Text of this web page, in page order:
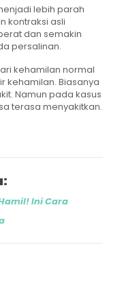
lebih parah
kontraksi asli
dan semakin
persalinan.
kehamilan normal
kehamilan. Biasanya
Namun pada kasus
terasa menyakitkan.
Ini Cara